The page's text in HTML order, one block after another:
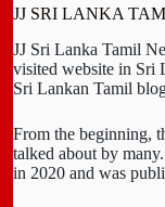
JJ SRI LANKA
JJ Sri Lanka Tamil
visited website in Sri
Sri Lankan Tamil
From the beginning,
talked about by
in 2020 and was